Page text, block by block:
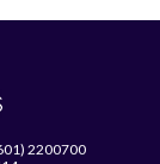
2200700